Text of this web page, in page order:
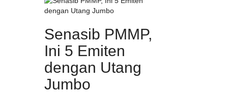
Senasib PMMP,
Ini 5 Emiten
dengan Utang
Jumbo